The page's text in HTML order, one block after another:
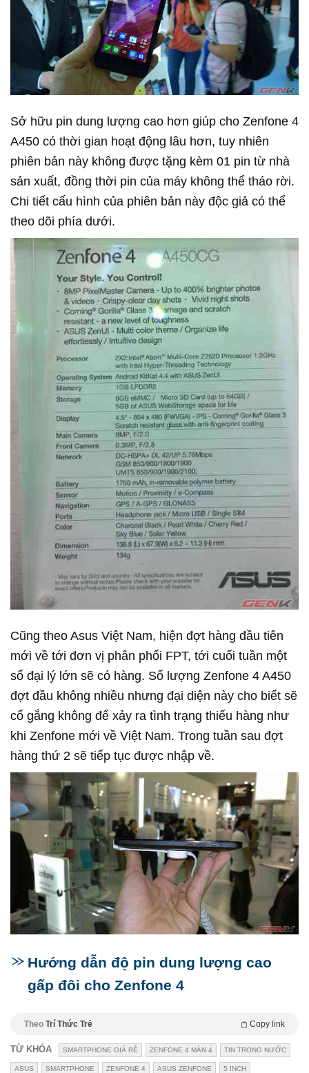
Sở hữu pin dung lượng cao hơn giúp cho Zenfone 4
A450 có thời gian hoạt động lâu hơn, tuy nhiên
phiên bản này không được tặng kèm 01 pin từ nhà
sản xuất, đồng thời pin của máy không thể tháo rời.
Chi tiết cấu hình của phiên bản này độc giả có thể
theo dõi phía dưới.
Cũng theo Asus Việt Nam, hiện đợt hàng đầu tiên
mới về tới đơn vị phân phối FPT, tới cuối tuần một
số đại lý lớn sẽ có hàng. Số lượng Zenfone 4 A450
đợt đầu không nhiều nhưng đại diện này cho biết sẽ
cố gắng không để xảy ra tình trạng thiếu hàng như
khi Zenfone mới về Việt Nam. Trong tuần sau đợt
hàng thứ 2 sẽ tiếp tục được nhập về.
Hướng dẫn độ pin dung lượng cao
gấp đôi cho Zenfone 4
Theo Trí Thức Trẻ Copy link
TỪ KHÓA SMARTPHONE GIÁ RẺ ZENFONE 4 MÀN 4 TIN TRONG NƯỚC
ASUS SMARTPHONE ZENFONE 4 ASUS ZENFONE 5 INCH